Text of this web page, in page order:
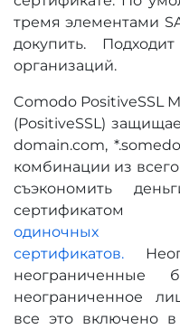
тремя элементами
докупить.
организаций.
Comodo PositiveSSL
(PositiveSSL)
domain.com,
комбинации из
съэкономить
сертификатом
одиночных
сертификатов.
неограниченные
неограниченное
все это включено